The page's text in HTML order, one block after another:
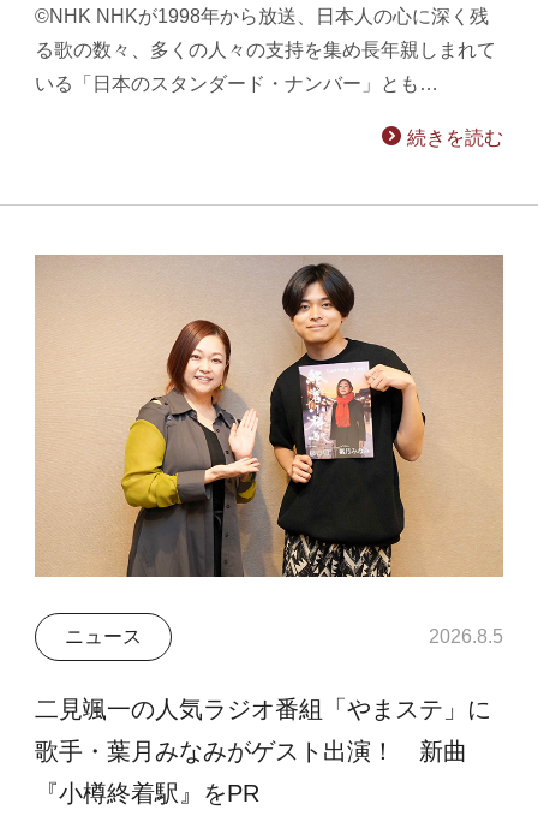
©NHK NHKが1998年から放送、日本人の心に深く残
る歌の数々、多くの人々の支持を集め長年親しまれて
いる「日本のスタンダード・ナンバー」とも…
続きを読む
ニュース 2026.8.5
二見颯一の人気ラジオ番組「やまステ」に
歌手・葉月みなみがゲスト出演！ 新曲
『小樽終着駅』をPR